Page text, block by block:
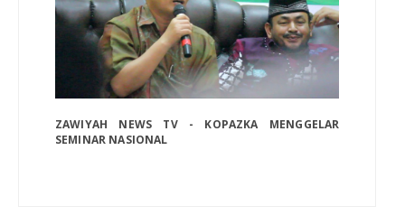
ZAWIYAH NEWS TV - KOPAZKA MENGGELAR
SEMINAR NASIONAL